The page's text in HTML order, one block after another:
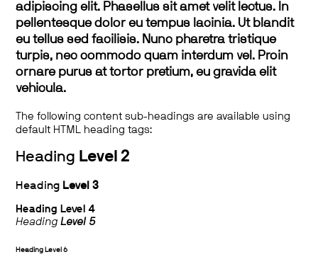
adipiscing elit. Phasellus sit amet velit lectus. In
pellentesque dolor eu tempus lacinia. Ut blandit
eu tellus sed facilisis. Nunc pharetra tristique
turpis, nec commodo quam interdum vel. Proin
ornare purus at tortor pretium, eu gravida elit
vehicula.
The following content sub-headings are available using
default HTML heading tags:
Heading Level 2
Heading Level 3
Heading Level 4
HeadingLevel 5
Heading Level 6